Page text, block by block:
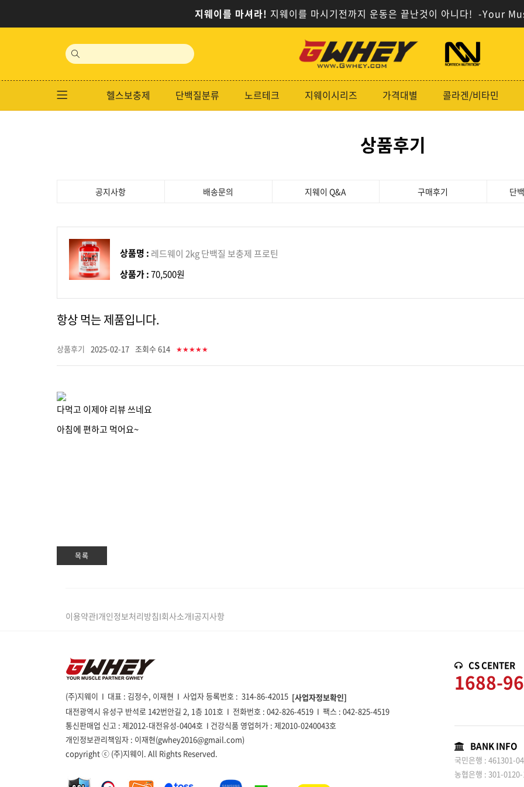
지웨이를 마셔라! 지웨이를 마시기전까지 운동은 끝난것이 아니다! -Your
사
이
고
사
이
로
고
헬스보충제 단백질분류 노르테크 지웨이시리즈 가격대별 콜라겐/비타민
상품후기
공지사항 배송문의 지웨이 Q&A 구매후기 단
상품명 : 레드웨이 2kg 단백질 보충제 프로틴
상품가 :70,500원
항상 먹는 제품입니다.
상품후기 2025-02-17 조회수 614 ★★★★★
다먹고 이제야 리뷰 쓰네요
아침에 편하고 먹어요~
목록
이용약관I개인정보처리방침I회사소개I공지사항
(주)지웨이 I 대표 : 김정수, 이재현 I 사업자 등록번호 : 314-86-42015 [사업자정보확인]
대전광역시 유성구 반석로 142번안길 2, 1층 101호 I 전화번호 : 042-826-4519 I 팩스 : 042-825-4519
통신판매업 신고 : 제2012-대전유성-0404호 I 건강식품 영업허가 : 제2010-0240043호
개인정보관리책임자 : 이재현(gwhey2016@gmail.com)
copyright ⓒ (주)지웨이. All Rights Reserved.
CS CENTER
1688-
BANK INFO
국민은행 : 461301-
농협은행 : 301-